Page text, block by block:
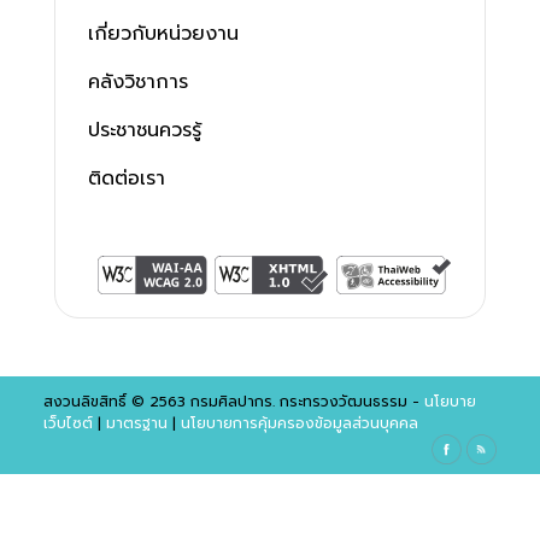
เกี่ยวกับหน่วยงาน
คลังวิชาการ
ประชาชนควรรู้
ติดต่อเรา
สงวนลิขสิทธิ์ © 2563 กรมศิลปากร. กระทรวงวัฒนธรรม - นโยบาย
เว็บไซต์| มาตรฐาน | นโยบายการคุ้มครองข้อมูลส่วนบุคคล